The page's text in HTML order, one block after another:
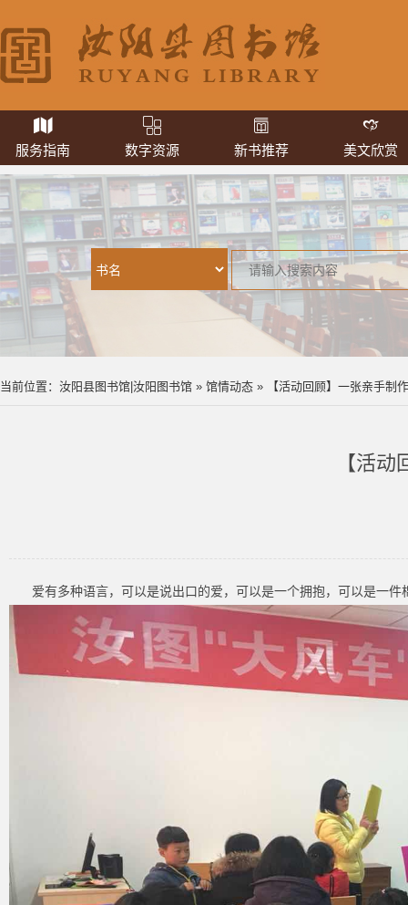
服务指南 数字资源 新书推荐 美文欣赏
当前位置： 汝阳县图书馆|汝阳图书馆 » 馆情动态 » 【活动回顾】一张亲手制
【活
爱有多种语言，可以是说出口的爱，可以是一个拥抱，可以是一